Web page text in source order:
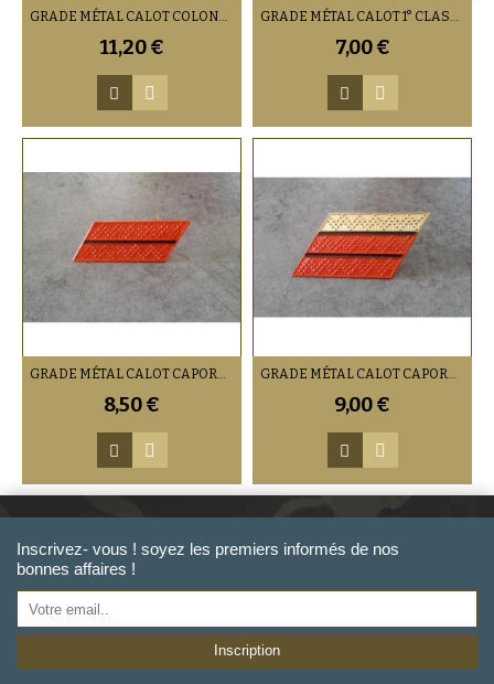
GRADE MÉTAL CALOT COLONEL OR
11,20 €
GRADE MÉTAL CALOT 1° CLASSE ARMÉE DE L'AIR
7,00 €
GRADE MÉTAL CALOT CAPORAL ARMÉE DE L'AIR
8,50 €
GRADE MÉTAL CALOT CAPORAL-CHEF ARMÉE DE L'AIR
9,00 €
Inscrivez- vous ! soyez les premiers informés de nos
bonnes affaires !
Inscription